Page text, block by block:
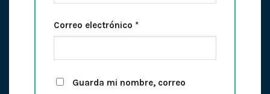
Correo electrónico *
Guarda mi nombre, correo